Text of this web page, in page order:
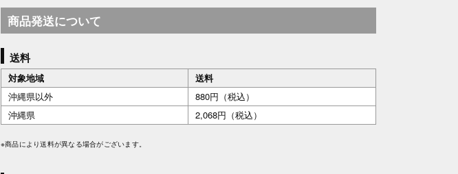
商品発送について
送料
対象地域
送料
沖縄県以外
880円（税込）
沖縄県
2,068円（税込）
※商品により送料が異なる場合がございます。